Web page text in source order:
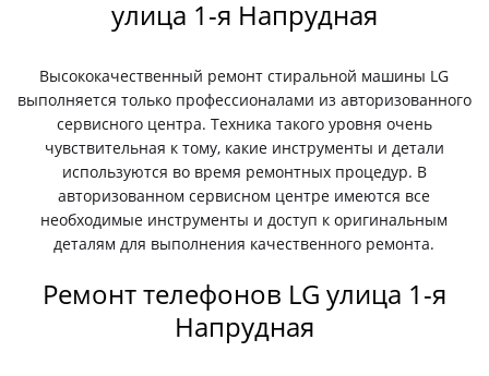
улица 1-я Напрудная
Высококачественный ремонт стиральной машины LG
выполняется только профессионалами из авторизованного
сервисного центра. Техника такого уровня очень
чувствительная к тому, какие инструменты и детали
используются во время ремонтных процедур. В
авторизованном сервисном центре имеются все
необходимые инструменты и доступ к оригинальным
деталям для выполнения качественного ремонта.
Ремонт телефонов LG улица 1-я
Напрудная